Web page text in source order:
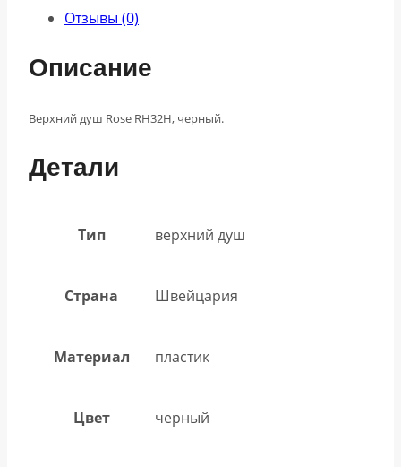
Отзывы (0)
Описание
Верхний душ Rose RH32H, черный.
Детали
Тип верхний душ
Страна Швейцария
Материал пластик
Цвет черный